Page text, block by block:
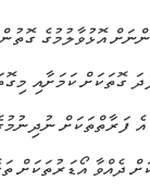
އޮޅުވާލުމުގެ
ގޮތަކަށް ކަމަށާއި
ފަރާތްތަކަށް
ދެއްވާ އޯޑަރުތަކަށް